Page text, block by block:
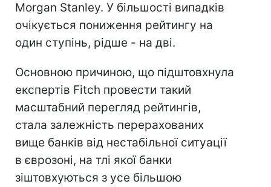
Morgan Stanley. У більшості випадків
очікується пониження рейтингу на
один ступінь, рідше - на дві.
Основною причиною, що підштовхнула
експертів Fitch провести такий
масштабний перегляд рейтингів,
стала залежність перерахованих
вище банків від нестабільної ситуації
в єврозоні, на тлі якої банки
зіштовхуються з усе більшою